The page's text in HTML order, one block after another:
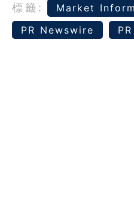
標籤:
Market
PR Newswire